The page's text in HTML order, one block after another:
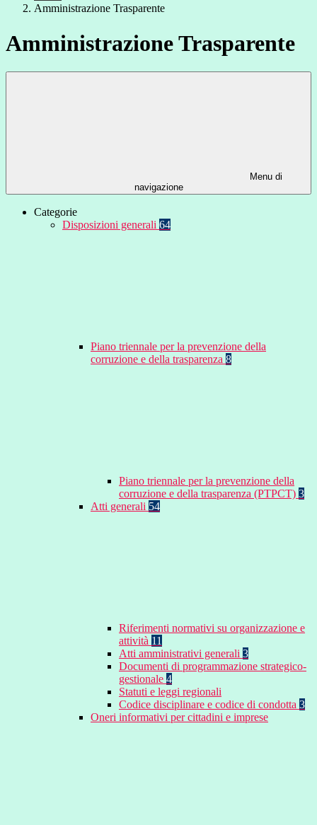
Amministrazione Trasparente
Amministrazione Trasparente
Menu di
navigazione
Categorie
Disposizioni generali 64
Piano triennale per la prevenzione della
corruzione e della trasparenza 8
Piano triennale per la prevenzione della
corruzione e della trasparenza (PTPCT) 3
Atti generali 54
Riferimenti normativi su organizzazione e
attività 11
Atti amministrativi generali 3
Documenti di programmazione strategico-
gestionale 4
Statuti e leggi regionali
Codice disciplinare e codice di condotta 3
Oneri informativi per cittadini e imprese